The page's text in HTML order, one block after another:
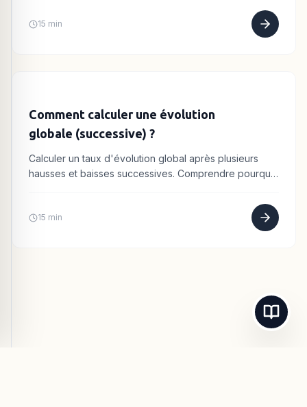
15 min
Comment calculer une évolution
globale (successive) ?
Calculer un taux d'évolution global après plusieurs
hausses et baisses successives. Comprendre pourquoi
15 min